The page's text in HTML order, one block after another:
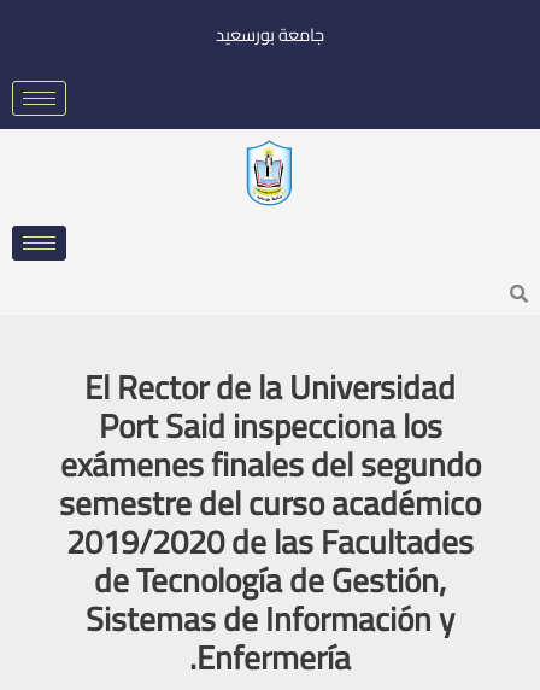
جامعة بورسعيد
Search
El Rector de la Universidad
Port Said inspecciona los
exámenes finales del segundo
semestre del curso académico
2019/2020 de las Facultades
de Tecnología de Gestión,
Sistemas de Información y
Enfermería.